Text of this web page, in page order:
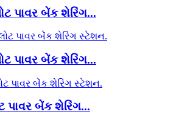
પાવર બેંક શેરિંગ...
પાવર બેંક શેરિંગ...
પાવર બેંક શેરિંગ...